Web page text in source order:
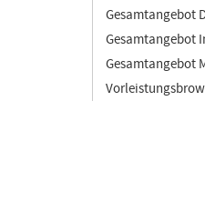
Gesamtangebot
Gesamtangebot
Gesamtangebot